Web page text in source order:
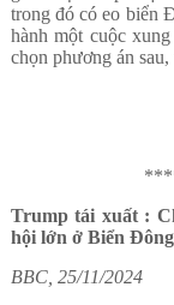
trong đó có eo biển
hành một cuộc
chọn phương án
Trump tái xuất :
hội lớn ở Biển Đông
BBC, 25/11/2024